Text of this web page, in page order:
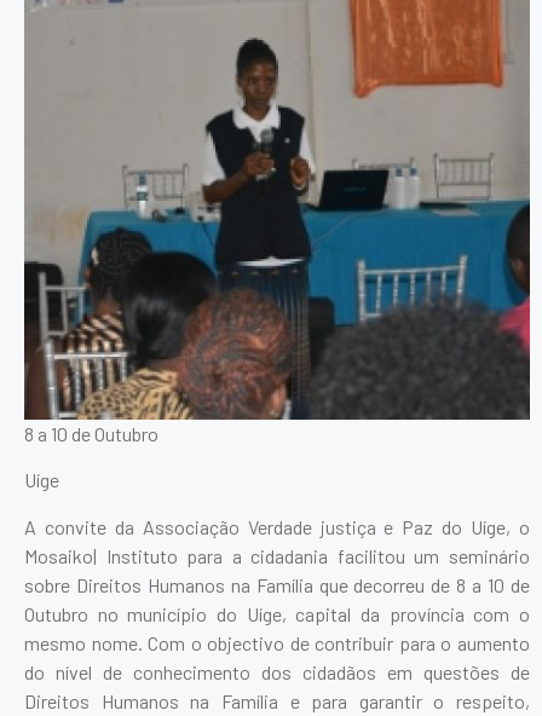
8 a 10 de Outubro
Uí­ge
A convite da Associação Verdade justiça e Paz do Uíge, o
Mosaiko| Instituto para a cidadania facilitou um seminário
sobre Direitos Humanos na Família que decorreu de 8 a 10 de
Outubro no município do Uíge, capital da província com o
mesmo nome. Com o objectivo de contribuir para o aumento
do nível de conhecimento dos cidadãos em questões de
Direitos Humanos na Família e para garantir o respeito,